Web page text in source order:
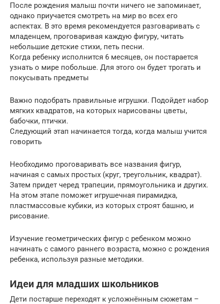
После рождения малыш почти ничего не запоминает,
однако приучается смотреть на мир во всех его
аспектах. В это время рекомендуется разговаривать с
младенцем, проговаривая каждую фигуру, читать
небольшие детские стихи, петь песни.
Когда ребенку исполнится 6 месяцев, он постарается
узнать о мире побольше. Для этого он будет трогать и
покусывать предметы
Важно подобрать правильные игрушки. Подойдет набор
мягких квадратов, на которых нарисованы цветы,
бабочки, птички.
Следующий этап начинается тогда, когда малыш учится
говорить
Необходимо проговаривать все названия фигур,
начиная с самых простых (круг, треугольник, квадрат).
Затем придет черед трапеции, прямоугольника и других.
На этом этапе поможет игрушечная пирамидка,
пластмассовые кубики, из которых строят башню, и
рисование.
Изучение геометрических фигур с ребенком можно
начинать с самого раннего возраста, можно с рождения
ребенка, используя разные методики.
Идеи для младших школьников
Дети постарше переходят к усложнённым сюжетам –